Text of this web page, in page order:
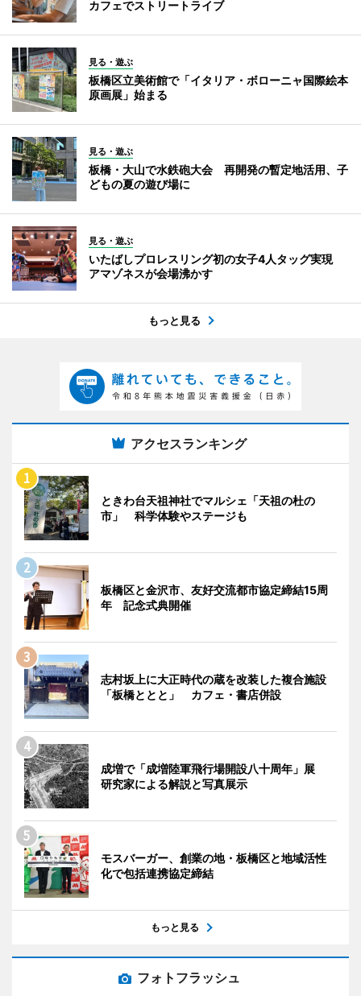
カフェでストリートライブ
見る・遊ぶ
板橋区立美術館で「イタリア・ボローニャ国際絵本
原画展」始まる
見る・遊ぶ
板橋・大山で水鉄砲大会 再開発の暫定地活用、子
どもの夏の遊び場に
見る・遊ぶ
いたばしプロレスリング初の女子4人タッグ実現
アマゾネスが会場沸かす
もっと見る
アクセスランキング
ときわ台天祖神社でマルシェ「天祖の杜の
市」 科学体験やステージも
板橋区と金沢市、友好交流都市協定締結15周
年 記念式典開催
志村坂上に大正時代の蔵を改装した複合施設
「板橋ととと」 カフェ・書店併設
成増で「成増陸軍飛行場開設八十周年」展
研究家による解説と写真展示
モスバーガー、創業の地・板橋区と地域活性
化で包括連携協定締結
もっと見る
フォトフラッシュ